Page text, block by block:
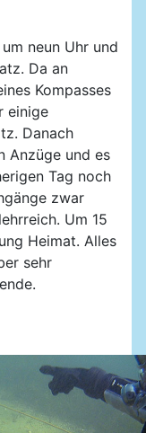
neun Uhr und
Da an
Kompasses
einige
Danach
Anzüge und es
Tag noch
zwar
Um 15
Heimat. Alles
sehr